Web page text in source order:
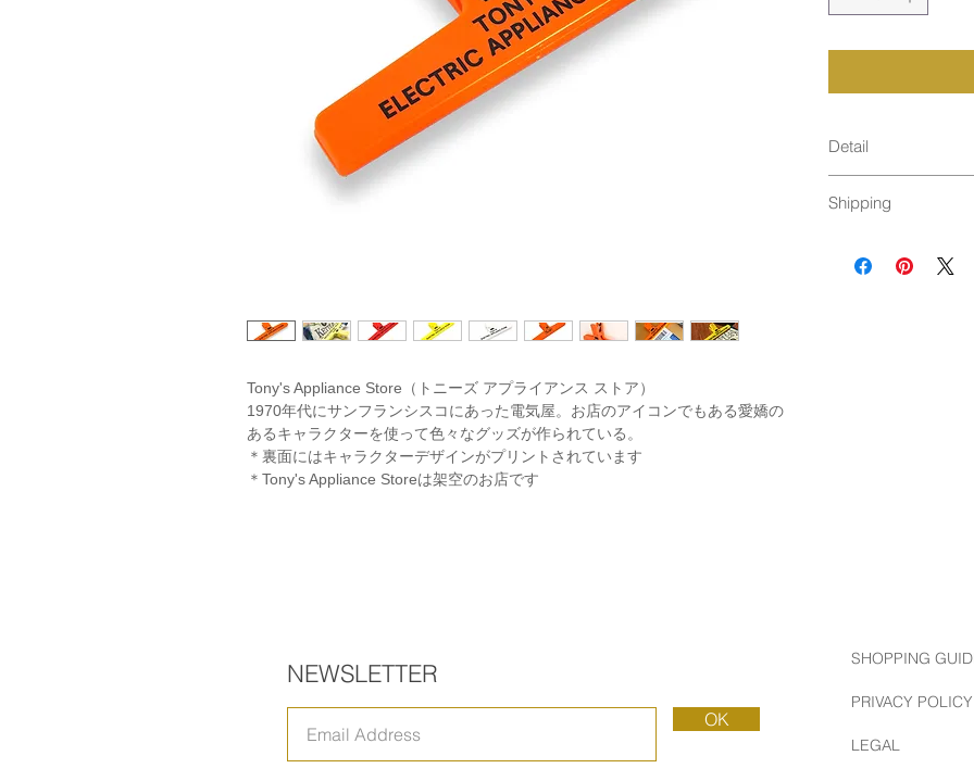
Tony's Appliance Store（トニーズ アプライアンス ストア）
1970年代にサンフランシスコにあった電気屋。お店のアイコンでもある愛嬌の
あるキャラクターを使って色々なグッズが作られている。
＊裏面にはキャラクターデザインがプリントされています
＊Tony's Appliance Storeは架空のお店です
Detail
material : plastic
Shipping
NEWSLETTER
OK
SHOPPING
PRIVACY POLICY
LEGAL